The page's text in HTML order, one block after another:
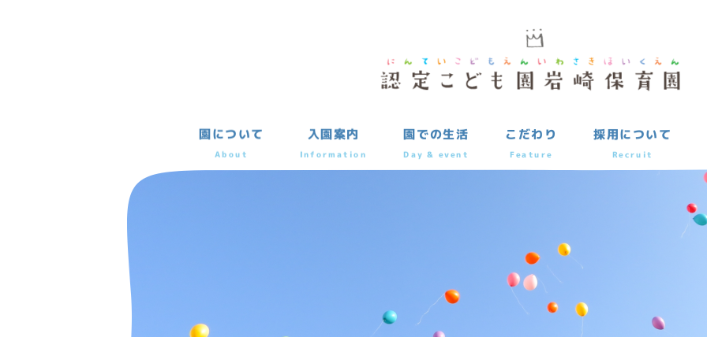
園について
About
入園案内
Information
園での生活
Day & event
こだわり
Feature
採用について
Recruit